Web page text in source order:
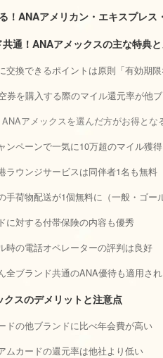
！ANAアメリカン・エキスプレス
通！ANAアメックスの主な特典
交換できるポイントは原則「有効期限
券を購入する際のマイル還元率が他
ANAアメックスを選んだ方がお得とな
ンペーンで一気に10万超のマイル獲
ラウンジサービスは同伴者1名も無料
手荷物配送が1個無料に（一般・ゴー
に対する付帯保険の内容も優秀
時の電話オペレーターの評判は良好
全ブランド共通のANA優待も適用さ
クスのデメリットと注意点
ドの他ブランドに比べ年会費が高い
ムカードの還元率は他社より低い